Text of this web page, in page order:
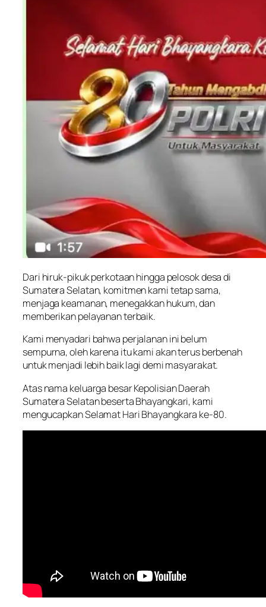
Dari hiruk-pikuk perkotaan hingga pelosok desa di
Sumatera Selatan, komitmen kami tetap sama,
menjaga keamanan, menegakkan hukum, dan
memberikan pelayanan terbaik.
Kami menyadari bahwa perjalanan ini belum
sempurna, oleh karena itu kami akan terus berbenah
untuk menjadi lebih baik lagi demi masyarakat.
Atas nama keluarga besar Kepolisian Daerah
Sumatera Selatan beserta Bhayangkari, kami
mengucapkan Selamat Hari Bhayangkara ke-80.